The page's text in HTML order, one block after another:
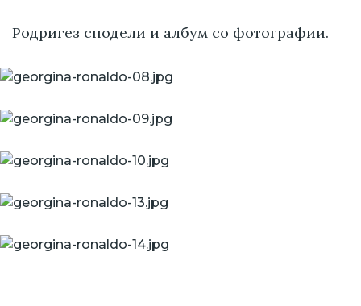
Родригез сподели и албум со фотографии.